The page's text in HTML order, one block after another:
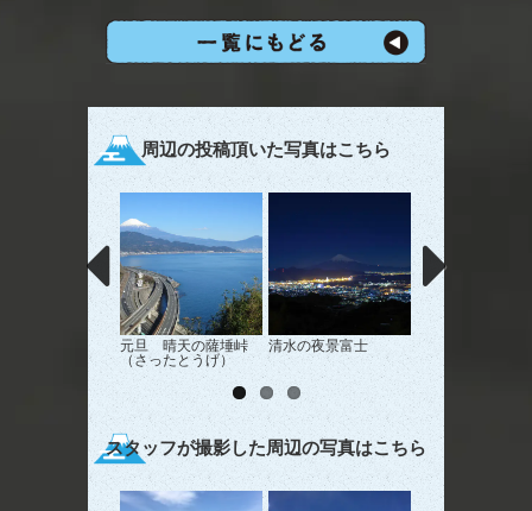
周辺の投稿頂いた写真はこちら
元旦 晴天の薩埵峠
（さったとうげ）
清水の夜景富士
スタッフが撮影した周辺の写真はこちら